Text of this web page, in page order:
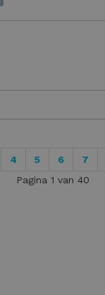
4 5 6 7
Pagina 1 van 40